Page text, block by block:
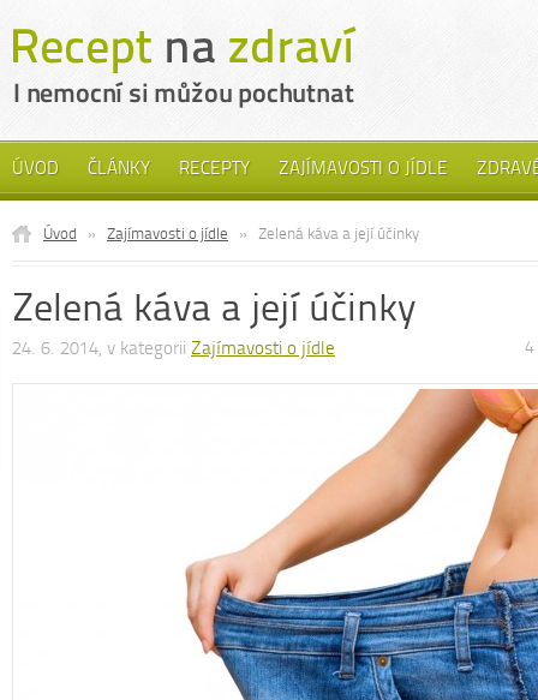
ÚVOD ČLÁNKY RECEPTY ZAJÍMAVOSTI O JÍDLE
Úvod » Zajímavosti o jídle » Zelená káva a její účinky
Zelená káva a její účinky
24. 6. 2014, v kategorii Zajímavosti o jídle 4
Dobrá
Nedaří se
zácpou a